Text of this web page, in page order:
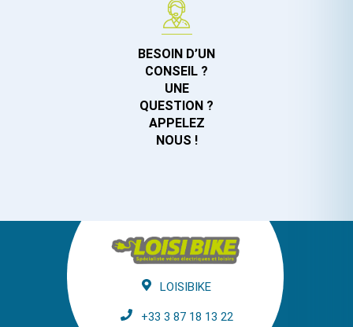
BESOIN D’UN
CONSEIL ?
UNE
QUESTION ?
APPELEZ
NOUS !
LOISIBIKE
+33 3 87 18 13 22